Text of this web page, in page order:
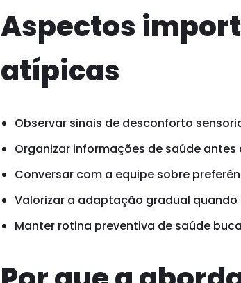
Aspectos
atípicas
Observar sinais de desconforto
Organizar informações de saúde antes
Conversar com a equipe sobre
Valorizar a adaptação gradual quando
Manter rotina preventiva de saúde